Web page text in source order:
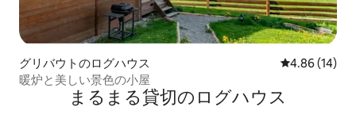
グリバウトのログハウス レビュー14
4.86 (14)
暖炉と美しい景色の小屋
まるまる貸切のログハウス